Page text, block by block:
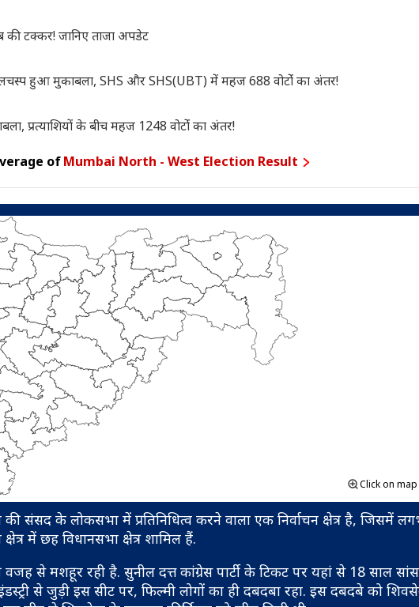
टक्कर! जानिए ताजा अपडेट
हुआ मुकाबला, SHS और SHS(UBT) में महज 688 वोटोंं का अंतर!
प्रत्याशियों के बीच महज 1248 वोटोंं का अंतर!
ofMumbai North - West Election Result
Click on
की संसद के लोकसभा में प्रतिनिधित्व करने वाला एक निर्वाचन क्षेत्र है, जिसमें
में छह विधानसभा क्षेत्र शामिल हैं.
से मशहूर रही है. सुनील दत्त कांग्रेस पार्टी के ट‍िकट पर यहां से 18 साल
से जुड़ी इस सीट पर, फ‍िल्मी लोगों का ही दबदबा रहा. इस दबदबे को